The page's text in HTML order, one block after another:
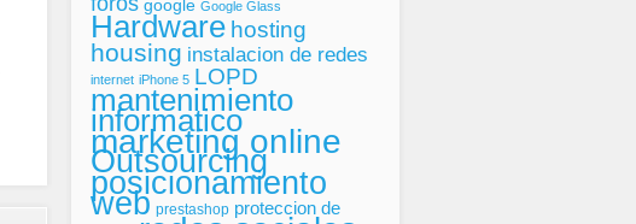
google Google Glass
Hardware hosting
housing instalacion de redes
internet iPhone 5 LOPD
mantenimiento
informatico
marketing online
Outsourcing
posicionamiento
web prestashop proteccion de